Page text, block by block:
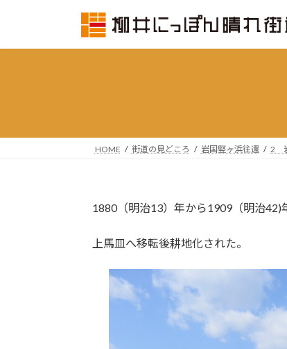
ッ
移
HOME 街道の見どころ 岩国竪ヶ浜往還 2
1880（明治13）年から1909（明治42)
上馬皿へ移転後耕地化された。